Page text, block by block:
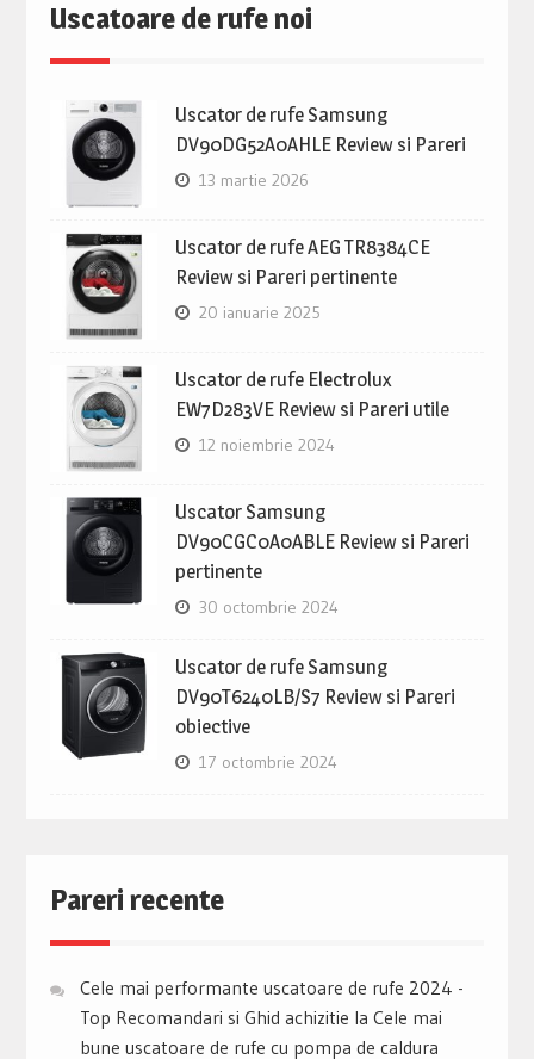
Uscatoare de rufe noi
Uscator de rufe Samsung
DV90DG52A0AHLE Review si Pareri
13 martie 2026
Uscator de rufe AEG TR8384CE
Review si Pareri pertinente
20 ianuarie 2025
Uscator de rufe Electrolux
EW7D283VE Review si Pareri utile
12 noiembrie 2024
Uscator Samsung
DV90CGC0A0ABLE Review si Pareri
pertinente
30 octombrie 2024
Uscator de rufe Samsung
DV90T6240LB/S7 Review si Pareri
obiective
17 octombrie 2024
Pareri recente
Cele mai performante uscatoare de rufe 2024 -
Top Recomandari si Ghid achizitie la Cele mai
bune uscatoare de rufe cu pompa de caldura